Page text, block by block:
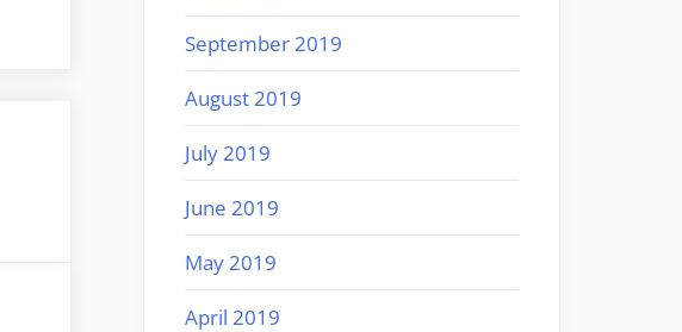
September 2019
August 2019
July 2019
June 2019
May 2019
April 2019